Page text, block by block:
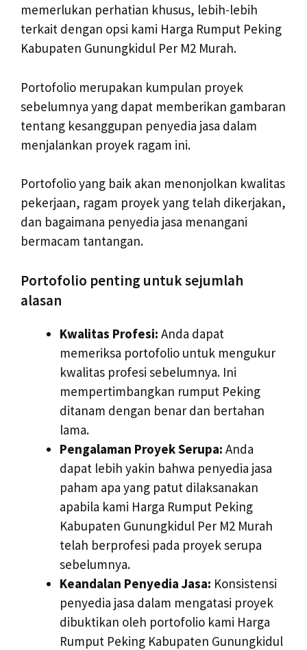
memerlukan perhatian khusus, lebih-lebih
terkait dengan opsi kami Harga Rumput Peking
Kabupaten Gunungkidul Per M2 Murah.
Portofolio merupakan kumpulan proyek
sebelumnya yang dapat memberikan gambaran
tentang kesanggupan penyedia jasa dalam
menjalankan proyek ragam ini.
Portofolio yang baik akan menonjolkan kwalitas
pekerjaan, ragam proyek yang telah dikerjakan,
dan bagaimana penyedia jasa menangani
bermacam tantangan.
Portofolio penting untuk sejumlah
alasan
Kwalitas Profesi: Anda dapat
memeriksa portofolio untuk mengukur
kwalitas profesi sebelumnya. Ini
mempertimbangkan rumput Peking
ditanam dengan benar dan bertahan
lama.
Pengalaman Proyek Serupa: Anda
dapat lebih yakin bahwa penyedia jasa
paham apa yang patut dilaksanakan
apabila kami Harga Rumput Peking
Kabupaten Gunungkidul Per M2 Murah
telah berprofesi pada proyek serupa
sebelumnya.
Keandalan Penyedia Jasa: Konsistensi
penyedia jasa dalam mengatasi proyek
dibuktikan oleh portofolio kami Harga
Rumput Peking Kabupaten Gunungkidul